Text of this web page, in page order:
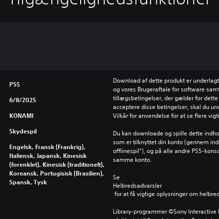
PS5
6/8/2025
KONAMI
Skydespil
Engelsk, Fransk (Frankrig),
Italiensk, Japansk, Kinesisk
(forenklet), Kinesisk (traditionelt),
Koreansk, Portugisisk (Brasilien),
Spansk, Tysk
Download af dette produkt er
og vores Brugeraftale for software
tillægsbetingelser, der gælder for dette
acceptere disse betingelser, skal du
Vilkår for anvendelse for at se flere
Du kan downloade og spille dette
som er tilknyttet din konto (gennem
offlinespil”), og på alle andre PS5-
samme konto.
Se
Helbredsadvarsler
for at få vigtige oplysninger om
Library-programmer ©Sony Interactive